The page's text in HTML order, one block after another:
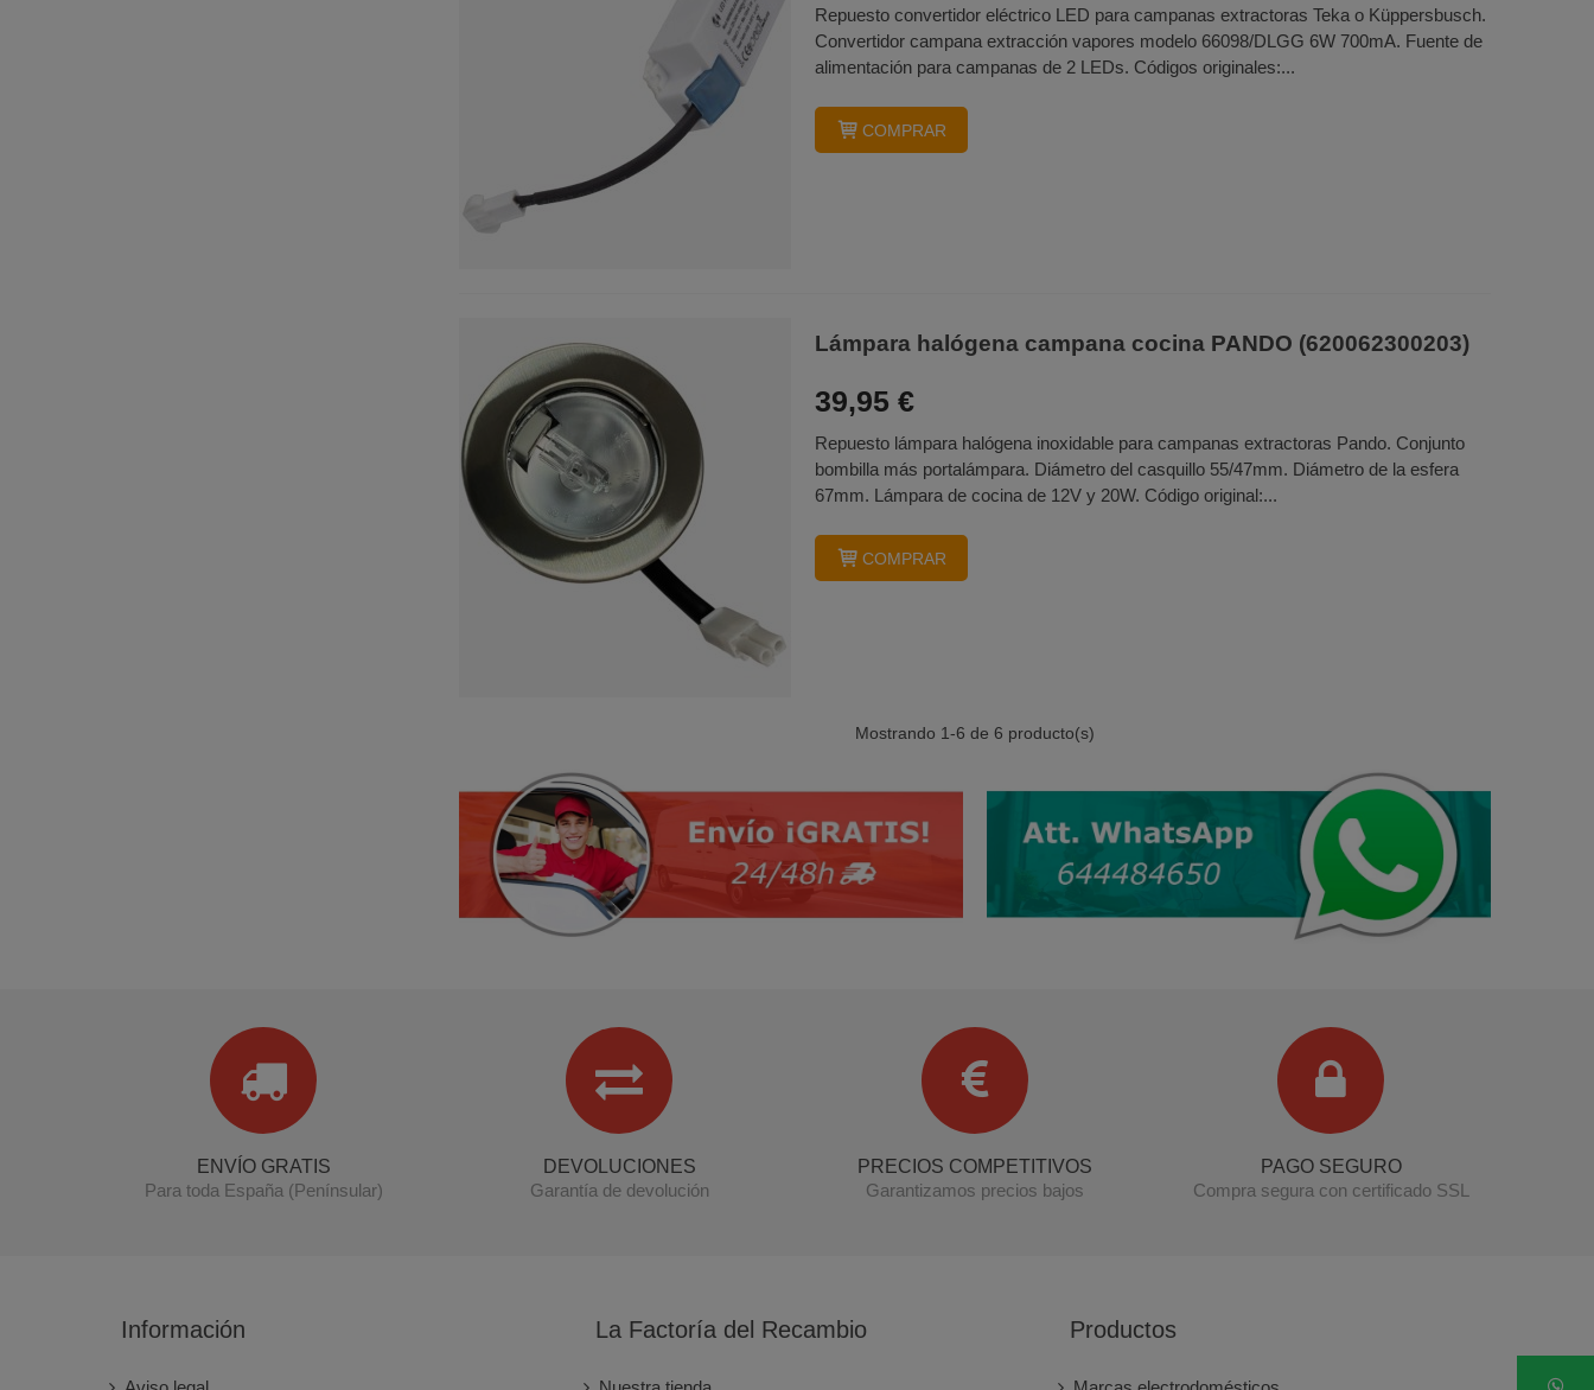
Repuesto convertidor eléctrico LED para campanas extractoras Teka o Küppersbusch.
Convertidor campana extracción vapores modelo 66098/DLGG 6W 700mA. Fuente de
alimentación para campanas de 2 LEDs. Códigos originales:...
COMPRAR
Lámpara halógena campana cocina PANDO (620062300203)
39,95 €
Repuesto lámpara halógena inoxidable para campanas extractoras Pando. Conjunto
bombilla más portalámpara. Diámetro del casquillo 55/47mm. Diámetro de la esfera
67mm. Lámpara de cocina de 12V y 20W. Código original:...
COMPRAR
Mostrando 1-6 de 6 producto(s)
ENVÍO GRATIS
Para toda España (Penínsular)
DEVOLUCIONES
Garantía de devolución
PRECIOS COMPETITIVOS
Garantizamos precios bajos
PAGO SEGURO
Compra segura con certificado SSL
Información La Factoría del Recambio Productos